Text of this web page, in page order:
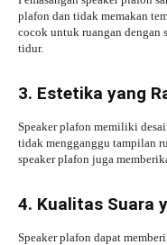
plafon dan tidak memakan
cocok untuk ruangan dengan
tidur.
3. Estetika yang
Speaker plafon memiliki
tidak mengganggu tampilan
speaker plafon juga
4. Kualitas Suara
Speaker plafon dapat